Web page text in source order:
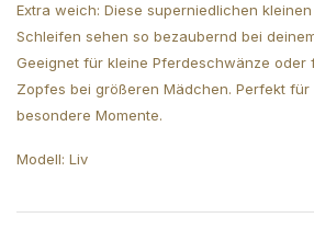
Extra weich: Diese superniedlichen
Schleifen sehen so bezaubernd bei
Geeignet für kleine Pferdeschwänze oder
Zopfes bei größeren Mädchen. Perfekt für
besondere Momente.
Modell: Liv